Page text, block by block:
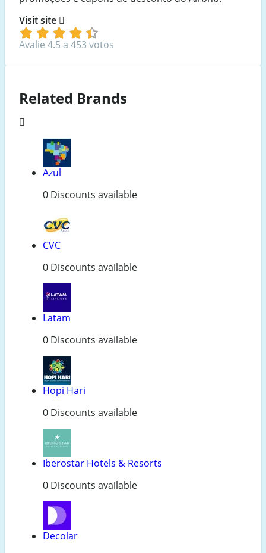
Visit site
Avalie 4.5 a 453 votos
Related Brands
Azul
0 Discounts available
CVC
0 Discounts available
Latam
0 Discounts available
Hopi Hari
0 Discounts available
Iberostar Hotels & Resorts
0 Discounts available
Decolar